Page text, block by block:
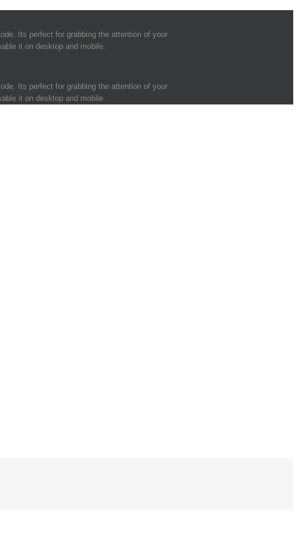
Its perfect for grabbing the attention of your
it on desktop and mobile.
Its perfect for grabbing the attention of your
it on desktop and mobile.